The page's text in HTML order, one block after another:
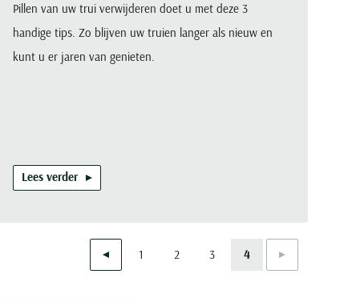
Pillen van uw trui verwijderen doet u met deze 3
handige tips. Zo blijven uw truien langer als nieuw en
kunt u er jaren van genieten.
Lees verder
1 2 3 4